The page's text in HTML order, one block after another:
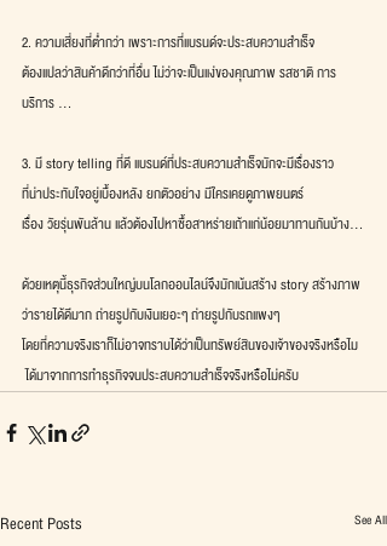
2. ความเสี่ยงที่ต่ำกว่า เพราะการที่แบรนด์จะประสบความสำเร็จ
ต้องแปลว่าสินค้าดีกว่าที่อื่น ไม่ว่าจะเป็นแง่ของคุณภาพ รสชาติ การ
บริการ ...
3. มี story telling ที่ดี แบรนด์ที่ประสบความสำเร็จมักจะมีเรื่องราว
ที่น่าประทับใจอยู่เบื้องหลัง ยกตัวอย่าง มีใครเคยดูภาพยนตร์
เรื่อง วัยรุ่นพันล้าน แล้วต้องไปหาซื้อสาหร่ายเถ้าแก่น้อยมาทานกันบ้าง...
ด้วยเหตุนี้ธุรกิจส่วนใหญ่บนโลกออนไลน์จึงมักเน้นสร้าง story สร้างภาพ
ว่ารายได้ดีมาก ถ่ายรูปกับเงินเยอะๆ ถ่ายรูปกับรถแพงๆ
โดยที่ความจริงเราก็ไม่อาจทราบได้ว่าเป็นทรัพย์สินของเจ้าของจริงหรือไม
ได้มาจากการทำธุรกิจจนประสบความสำเร็จจริงหรือไม่ครับ
Recent Posts See All